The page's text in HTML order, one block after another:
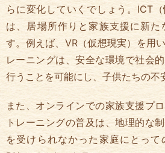
らに変化していくでしょう。ICT
は、居場所作りと家族支援に新
す。例えば、VR（仮想現実）を用
レーニングは、安全な環境で社会
行うことを可能にし、子供たちの不
また、オンラインでの家族支援プ
トレーニングの普及は、地理的な
を受けられなかった家庭にとって